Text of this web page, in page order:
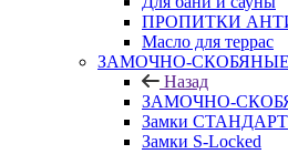
ПРОПИТКИ
Масло для террас
ЗАМОЧНО-
Назад
ЗАМОЧНО-
Замки СТАНДАРТ
Замки S-Locked